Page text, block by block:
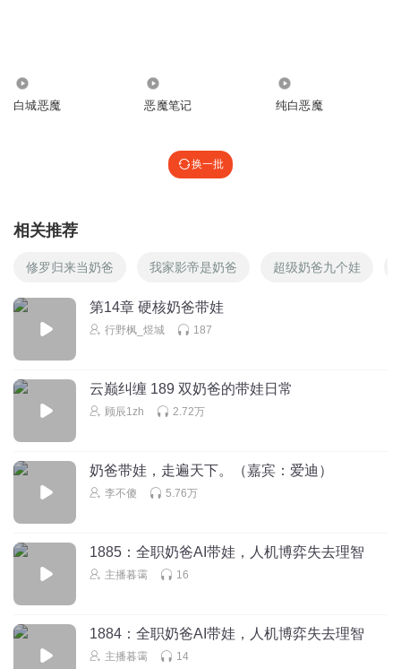
白城恶魔 恶魔笔记 纯白恶魔
换一批
相关推荐
修罗归来当奶爸 我家影帝是奶爸 超级奶爸九个娃
第14章 硬核奶爸带娃
行野枫_煜城 187
云巅纠缠 189 双奶爸的带娃日常
顾辰1zh 2.72万
奶爸带娃，走遍天下。（嘉宾：爱迪）
李不傻 5.76万
1885：全职奶爸AI带娃，人机博弈失去理智
主播暮霭 16
1884：全职奶爸AI带娃，人机博弈失去理智
主播暮霭 14